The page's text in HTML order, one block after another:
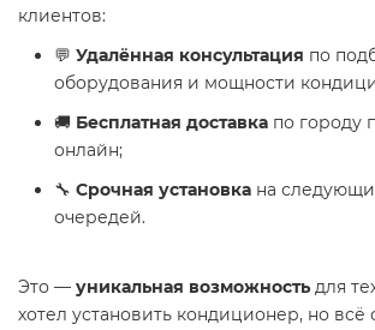
клиентов:
💬 Удалённая консультация по
оборудования и мощности
🚚 Бесплатная доставка по городу
онлайн;
🔧 Срочная установка на
очередей.
Это — уникальная возможность для
хотел установить кондиционер, но всё